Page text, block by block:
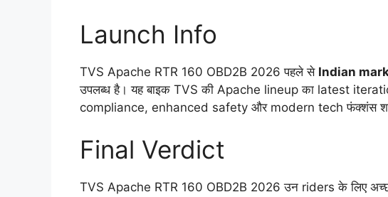
Launch Info
TVS Apache RTR 160 OBD2B 2026 पहले से Indian
उपलब्ध है। यह बाइक TVS की Apache lineup का latest
compliance, enhanced safety और modern tech फंक्शंस
Final Verdict
TVS Apache RTR 160 OBD2B 2026 उन riders के लिए